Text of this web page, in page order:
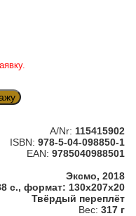
A/Nr: 115415902
ISBN: 978-5-04-098850-1
EAN: 9785040988501
Эксмо, 2018
с., формат: 130x207x20
Твёрдый переплёт
Вес: 317 г